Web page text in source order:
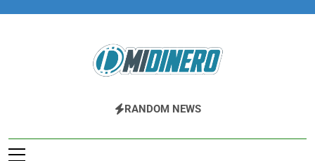
Midinero.co
Fintech, Criptomonedas
RANDOM NEWS